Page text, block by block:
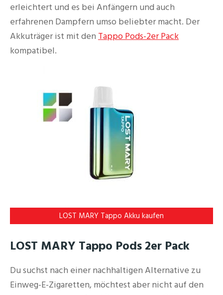
erleichtert und es bei Anfängern und auch
erfahrenen Dampfern umso beliebter macht. Der
Akkuträger ist mit den Tappo Pods-2er Pack
kompatibel.
LOST MARY Tappo Akku kaufen
LOST MARY Tappo Pods 2er Pack
Du suchst nach einer nachhaltigen Alternative zu
Einweg-E-Zigaretten, möchtest aber nicht auf den